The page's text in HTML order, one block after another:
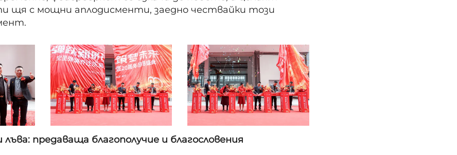
щя с мощни аплодисменти, заедно чествайки този
лъва: предаваща благополучие и благословения